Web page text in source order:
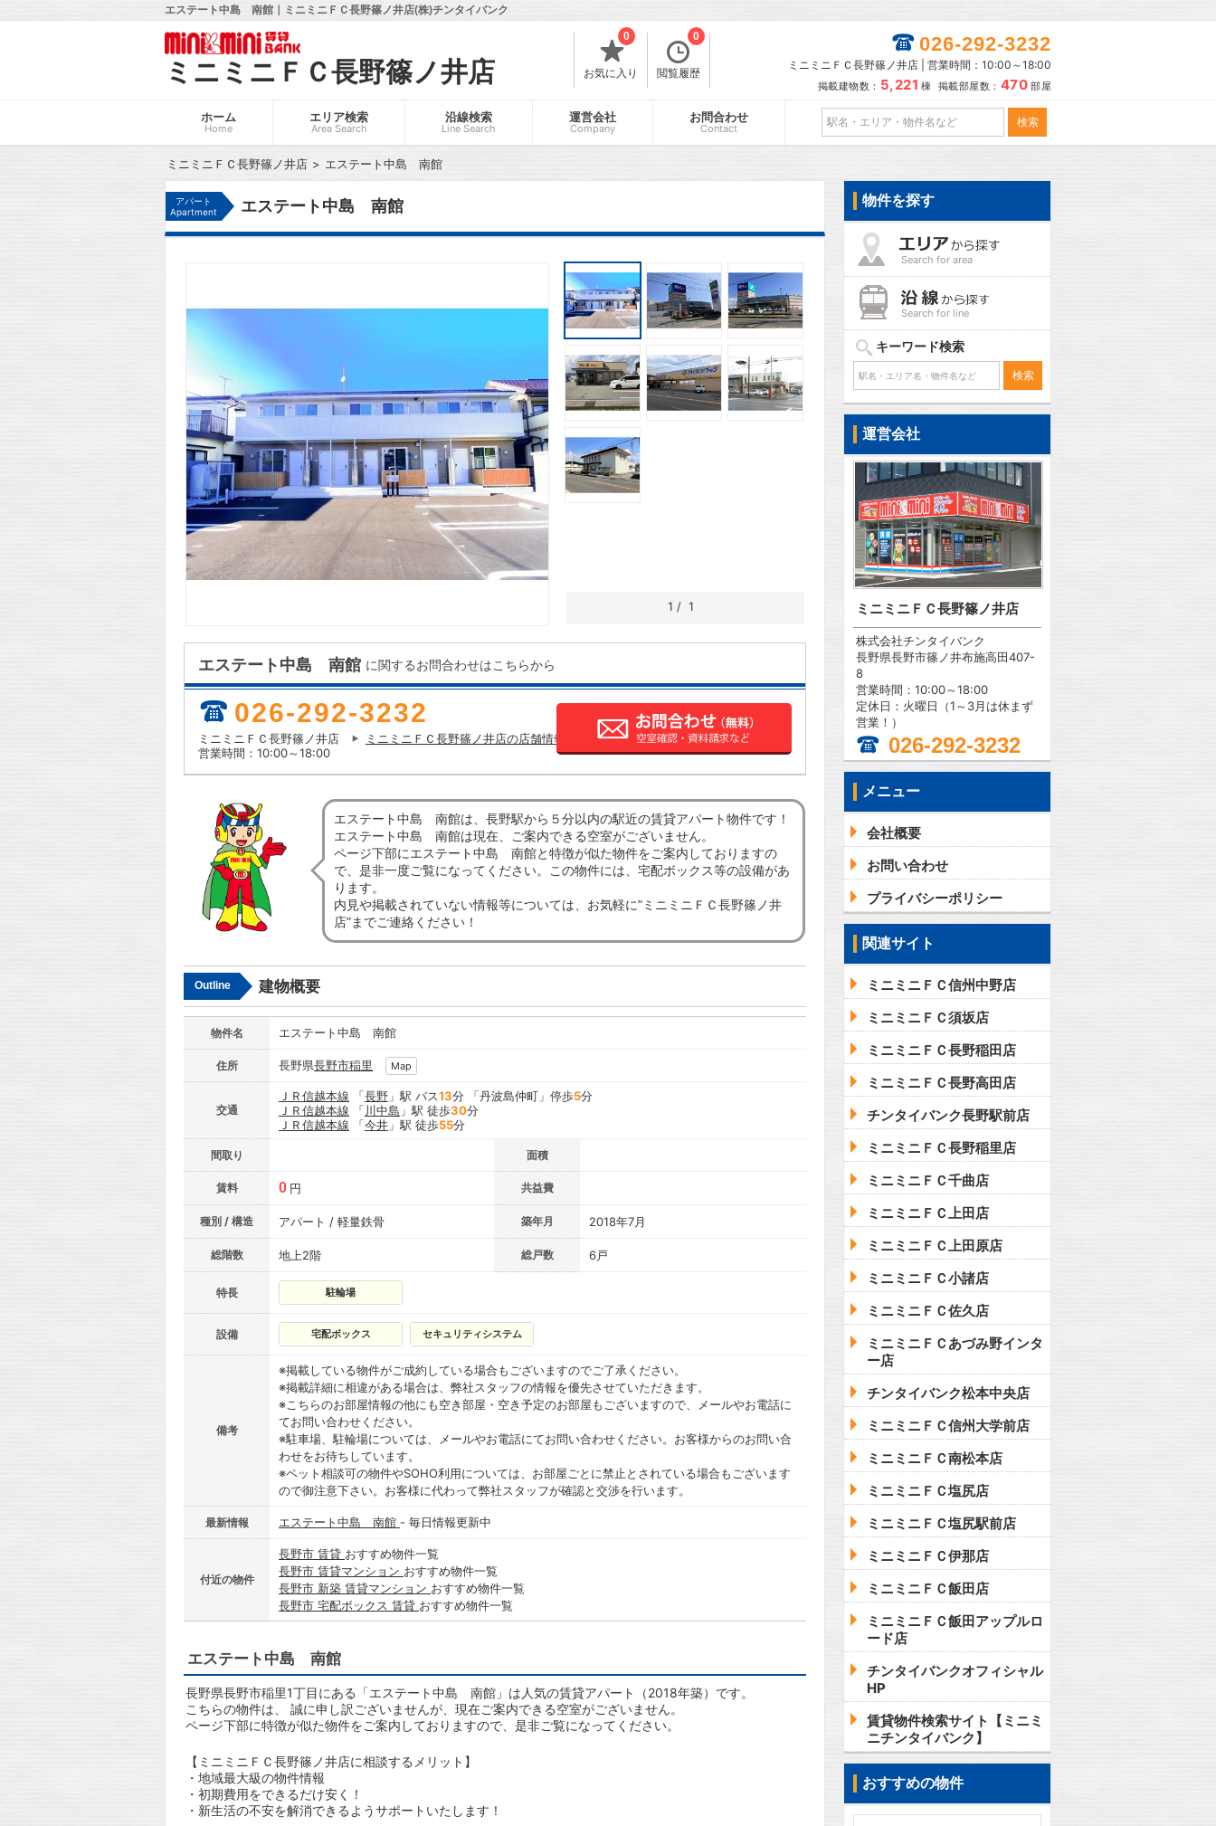
エステート中島 南館｜ミニミニＦＣ長野篠ノ井店(株)チンタイバンク
ミニミニＦＣ長野篠ノ井店 お気に入り
0
閲覧履歴
0 026-292-3232
ミニミニＦＣ長野篠ノ井店 | 営業時間：10:00～18:00
掲載建物数： 5,221 棟 掲載部屋数： 470 部屋
ホーム
Home
エリア検索
Area Search
沿線検索
Line Search
運営会社
Company
お問合わせ
Contact
ミニミニＦＣ長野篠ノ井店 エステート中島 南館
アパート
Apartment
エステート中島 南館
1 / 1
エステート中島 南館 に関するお問合わせはこちらから
026-292-3232
ミニミニＦＣ長野篠ノ井店
ミニミニＦＣ長野篠ノ井店の店舗情報
営業時間：10:00～18:00
エステート中島 南館は、長野駅から５分以内の駅近の賃貸アパート物件です！
エステート中島 南館は現在、ご案内できる空室がございません。
ページ下部にエステート中島 南館と特徴が似た物件をご案内しておりますの
で、是非一度ご覧になってください。この物件には、宅配ボックス等の設備があ
ります。
内見や掲載されていない情報等については、お気軽に”ミニミニＦＣ長野篠ノ井
店”までご連絡ください！
Outline 建物概要
物件名 エステート中島 南館
住所 長野県長野市稲里 Map
交通
ＪＲ信越本線 「長野 」駅 バス13分 「丹波島仲町」停歩5分
ＪＲ信越本線 「川中島 」駅 徒歩30分
ＪＲ信越本線 「今井 」駅 徒歩55分
間取り 面積
賃料 0 円 共益費
種別 / 構造 アパート / 軽量鉄骨 築年月 2018年7月
総階数 地上2階 総戸数 6戸
特長 駐輪場
設備 宅配ボックス セキュリティシステム
備考
※掲載している物件がご成約している場合もございますのでご了承ください。
※掲載詳細に相違がある場合は、弊社スタッフの情報を優先させていただきます。
※こちらのお部屋情報の他にも空き部屋・空き予定のお部屋もございますので、メールやお電話に
てお問い合わせください。
※駐車場、駐輪場については、メールやお電話にてお問い合わせください。お客様からのお問い合
わせをお待ちしています。
※ペット相談可の物件やSOHO利用については、お部屋ごとに禁止とされている場合もございます
ので御注意下さい。お客様に代わって弊社スタッフが確認と交渉を行います。
最新情報 エステート中島 南館 - 毎日情報更新中
付近の物件
長野市 賃貸 おすすめ物件一覧
長野市 賃貸マンション おすすめ物件一覧
長野市 新築 賃貸マンション おすすめ物件一覧
長野市 宅配ボックス 賃貸 おすすめ物件一覧
エステート中島 南館
長野県長野市稲里1丁目にある「エステート中島 南館」は人気の賃貸アパート（2018年築）です。
こちらの物件は、 誠に申し訳ございませんが、現在ご案内できる空室がございません。
ページ下部に特徴が似た物件をご案内しておりますので、是非ご覧になってください。
【ミニミニＦＣ長野篠ノ井店に相談するメリット】
・地域最大級の物件情報
・初期費用をできるだけ安く！
・新生活の不安を解消できるようサポートいたします！
物件を探す
Search for area
Search for line
キーワード検索
運営会社
ミニミニＦＣ長野篠ノ井店
株式会社チンタイバンク
長野県長野市篠ノ井布施高田407-
8
営業時間：10:00～18:00
定休日：火曜日（1～3月は休まず
営業！）
026-292-3232
メニュー
会社概要
お問い合わせ
プライバシーポリシー
関連サイト
ミニミニＦＣ信州中野店
ミニミニＦＣ須坂店
ミニミニＦＣ長野稲田店
ミニミニＦＣ長野高田店
チンタイバンク長野駅前店
ミニミニＦＣ長野稲里店
ミニミニＦＣ千曲店
ミニミニＦＣ上田店
ミニミニＦＣ上田原店
ミニミニＦＣ小諸店
ミニミニＦＣ佐久店
ミニミニＦＣあづみ野インタ
ー店
チンタイバンク松本中央店
ミニミニＦＣ信州大学前店
ミニミニＦＣ南松本店
ミニミニＦＣ塩尻店
ミニミニＦＣ塩尻駅前店
ミニミニＦＣ伊那店
ミニミニＦＣ飯田店
ミニミニＦＣ飯田アップルロ
ード店
チンタイバンクオフィシャル
HP
賃貸物件検索サイト【ミニミ
ニチンタイバンク】
おすすめの物件